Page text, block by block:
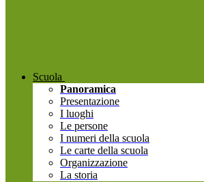
Scuola
Panoramica
Presentazione
I luoghi
Le persone
I numeri della scuola
Le carte della scuola
Organizzazione
La storia